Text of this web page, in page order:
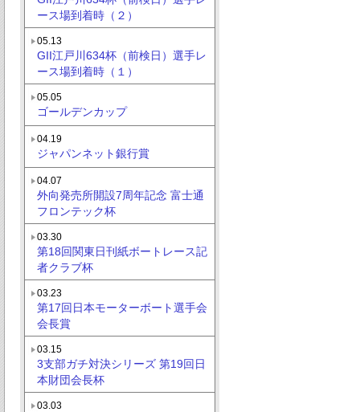
ース場到着時（２）
05.13
GII江戸川634杯（前検日）選手レ
ース場到着時（１）
05.05
ゴールデンカップ
04.19
ジャパンネット銀行賞
04.07
外向発売所開設7周年記念 富士通
フロンテック杯
03.30
第18回関東日刊紙ボートレース記
者クラブ杯
03.23
第17回日本モーターボート選手会
会長賞
03.15
3支部ガチ対決シリーズ 第19回日
本財団会長杯
03.03